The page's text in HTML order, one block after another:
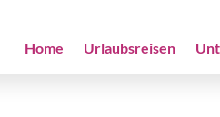
Home Urlaubsreisen